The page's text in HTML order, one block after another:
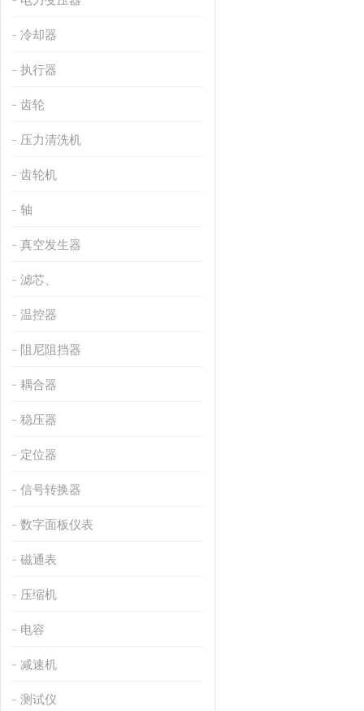
冷却器
执行器
齿轮
压力清洗机
齿轮机
轴
真空发生器
滤芯、
温控器
阻尼阻挡器
耦合器
稳压器
定位器
信号转换器
数字面板仪表
磁通表
压缩机
电容
减速机
测试仪